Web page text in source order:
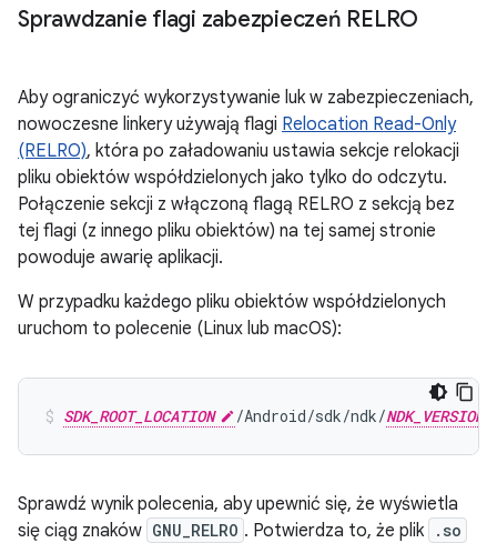
Sprawdzanie flagi zabezpieczeń RELRO
Aby ograniczyć wykorzystywanie luk w zabezpieczeniach,
nowoczesne linkery używają flagi Relocation Read-Only
(RELRO), która po załadowaniu ustawia sekcje relokacji
pliku obiektów współdzielonych jako tylko do odczytu.
Połączenie sekcji z włączoną flagą RELRO z sekcją bez
tej flagi (z innego pliku obiektów) na tej samej stronie
powoduje awarię aplikacji.
W przypadku każdego pliku obiektów współdzielonych
uruchom to polecenie (Linux lub macOS):
SDK_ROOT_LOCATION /Android/sdk/ndk/NDK_VERSION
Sprawdź wynik polecenia, aby upewnić się, że wyświetla
się ciąg znaków GNU_RELRO . Potwierdza to, że plik .so